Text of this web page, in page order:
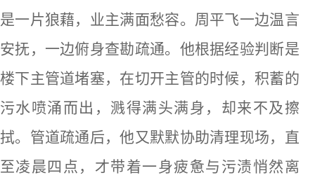
是一片狼藉，业主满面愁容。周平飞一边温言
安抚，一边俯身查勘疏通。他根据经验判断是
楼下主管道堵塞，在切开主管的时候，积蓄的
污水喷涌而出，溅得满头满身，却来不及擦
拭。管道疏通后，他又默默协助清理现场，直
至凌晨四点，才带着一身疲惫与污渍悄然离